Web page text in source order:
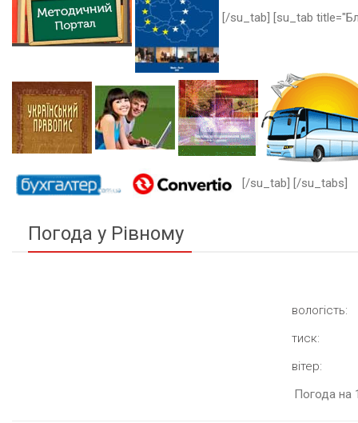
[/su_tab] [su_tab
[/su_tab] [/su_tabs]
Погода у Рівному
вологість:
тиск:
вітер:
Погода на